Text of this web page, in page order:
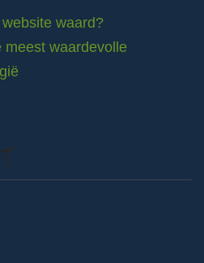
waard?
meest waardevolle